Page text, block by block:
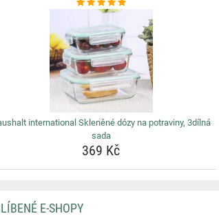
international Skleněné dózy na potraviny, 3dílná
sada
369 Kč
E-SHOPY